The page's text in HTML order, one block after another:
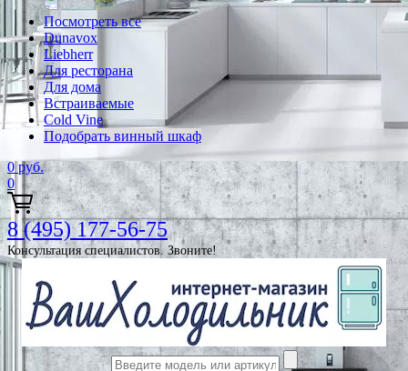
Посмотреть все
Dunavox
Liebherr
Для ресторана
Для дома
Встраиваемые
Cold Vine
Подобрать винный шкаф
0 руб.
0
8 (495) 177-56-75
Консультация специалистов. Звоните!